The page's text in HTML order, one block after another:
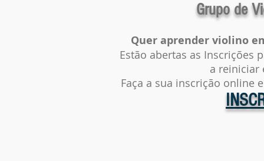
Grupo de
Quer aprender violino
Estão abertas as Inscrições
a reiniciar
Faça a sua inscrição online